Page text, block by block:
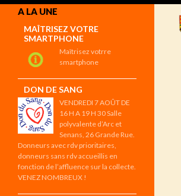
A LA UNE
MAÎTRISEZ VOTRE
SMARTPHONE
Maîtrisez votrre
smartphone
DON DE SANG
VENDREDI 7 AOÛT DE
16 H A 19 H 30 Salle
polyvalente d’Arc et
Senans, 26 Grande Rue.
Donneurs avec rdv prioritaires,
donneurs sans rdv accueillis en
fonction de l’affluence sur la collecte.
VENEZ NOMBREUX !